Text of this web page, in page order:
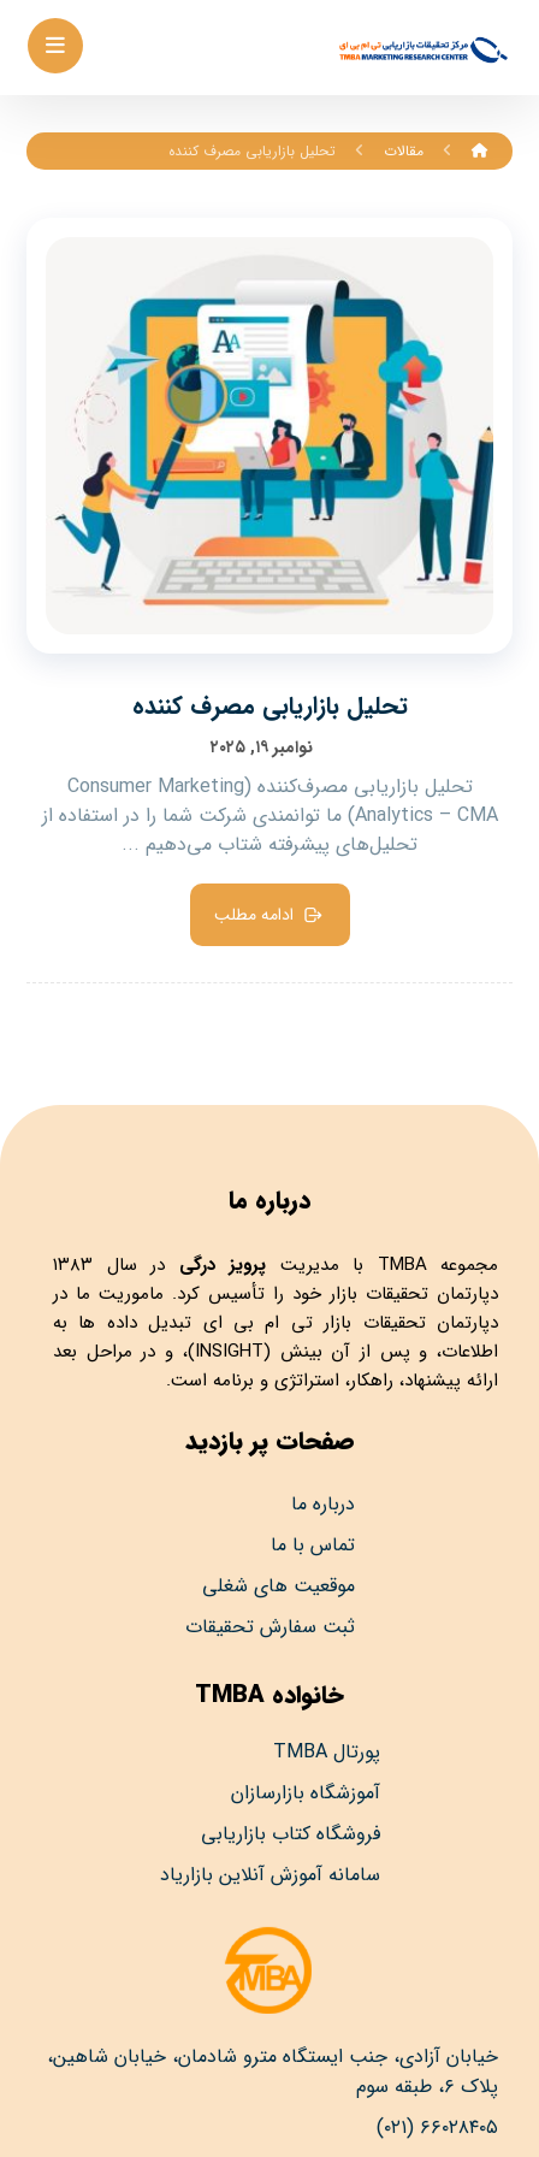
مقالات تحلیل بازاریابی مصرف کننده
تحلیل بازاریابی مصرف کننده
نوامبر ۱۹, ۲۰۲۵
تحلیل بازاریابی مصرف‌کننده (Consumer Marketing
Analytics – CMA) ما توانمندی شرکت شما را در استفاده از
تحلیل‌های پیشرفته شتاب می‌دهیم ...
ادامه مطلب
درباره ما
مجموعهTMBA با مدیریت پرویز درگی
در سال ۱۳۸۳
دپارتمان تحقیقات بازار خود را تأسیس کرد. ماموریت ما در
دپارتمان تحقیقات بازار تی ام بی ای تبدیل داده ها به
اطلاعات، و پس از آن بینش (INSIGHT)، و در مراحل بعد
ارائه پیشنهاد، راهکار، استراتژی و برنامه است.
صفحات پر بازدید
درباره ما
تماس با ما
موقعیت های شغلی
ثبت سفارش تحقیقات
خانواده TMBA
پورتال TMBA
آموزشگاه بازارسازان
فروشگاه کتاب بازاریابی
سامانه آموزش آنلاین بازاریاد
خیابان آزادی، جنب ایستگاه مترو شادمان، خیابان شاهین،
پلاک ۶، طبقه سوم
۶۶۰۲۸۴۰۵ (۰۲۱)